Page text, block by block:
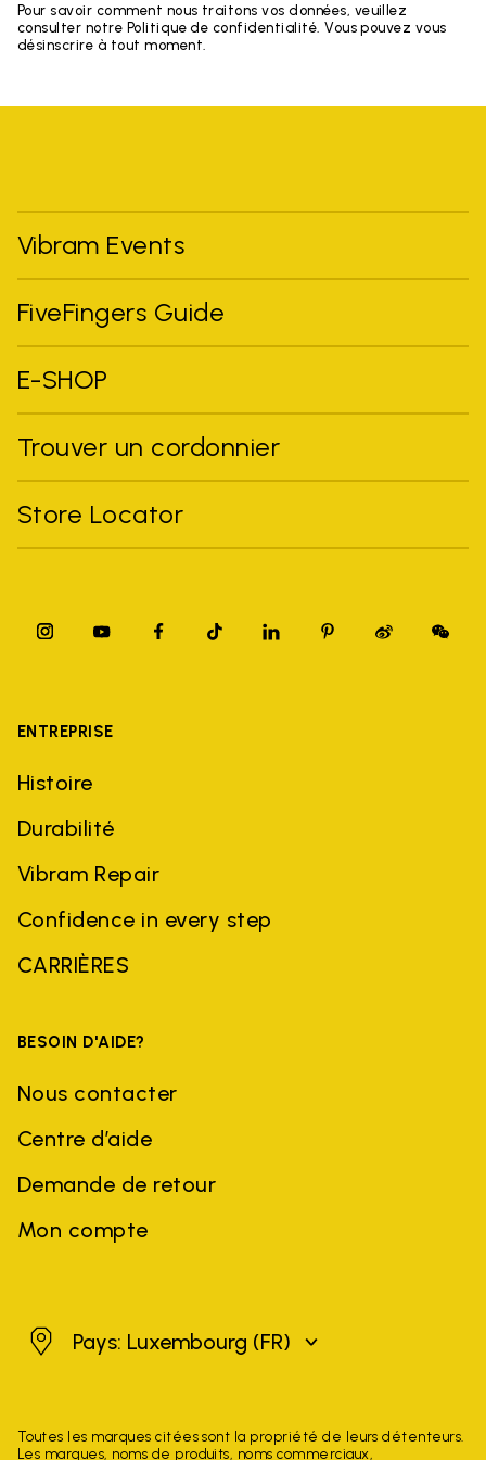
Pour savoir comment nous traitons vos données, veuillez
consulter notre Politique de confidentialité. Vous pouvez vous
désinscrire à tout moment.
Vibram Events
FiveFingers Guide
E-SHOP
Trouver un cordonnier
Store Locator
ENTREPRISE
Histoire
Durabilité
Vibram Repair
Confidence in every step
CARRIÈRES
BESOIN D'AIDE?
Nous contacter
Centre d’aide
Demande de retour
Mon compte
Luxembourg
Pays: Luxembourg (FR)
Toutes les marques citées sont la propriété de leurs détenteurs.
Les marques, noms de produits, noms commerciaux,